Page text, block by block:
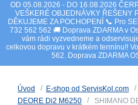
OD 05.08.2026 - DO 16.08.2026
VEŠKERÉ OBJEDNÁVKY ŘEŠENY
DĚKUJEME ZA POCHOPENÍ 📞 Pro
732 562 562 🚚 Doprava ZDARMA v
vám rádi vyzvedneme a
celkovou dopravu v krátkém termínu!!
562. Doprava ZDARMA
Úvod E-shop od ServisKol.com
DEORE Di2 M6250
SHIMANO